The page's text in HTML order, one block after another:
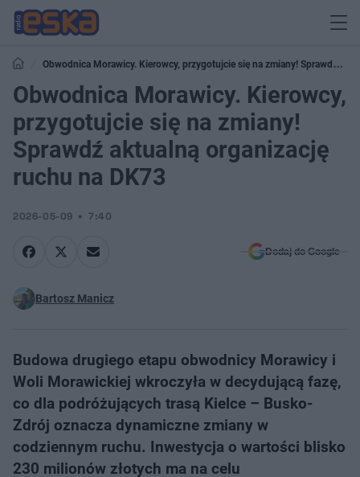
Obwodnica Morawicy. Kierowcy, przygotujcie się na zmiany! Sprawdź
aktualną organizację ruchu na DK73
Obwodnica Morawicy. Kierowcy,
przygotujcie się na zmiany!
Sprawdź aktualną organizację
ruchu na DK73
2026-05-09 7:40
Dodaj do Google
Bartosz Manicz
Budowa drugiego etapu obwodnicy Morawicy i
Woli Morawickiej wkroczyła w decydującą fazę,
co dla podróżujących trasą Kielce – Busko-
Zdrój oznacza dynamiczne zmiany w
codziennym ruchu. Inwestycja o wartości blisko
230 milionów złotych ma na celu